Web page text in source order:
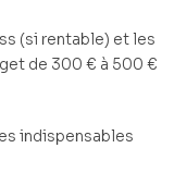
(si rentable) et les
de 300 € à 500 €
indispensables